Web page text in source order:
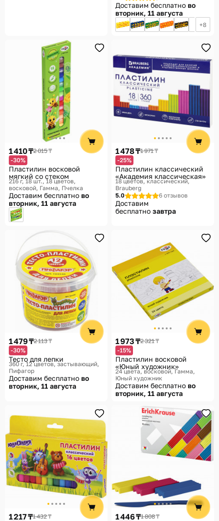
Доставим бесплатно во
вторник, 11 августа
8
1 410 ₸2 015 ₸
-30%
Пластилин восковой
мягкий со стеком
216 г, 18 шт., 18 цветов,
восковой Гамма, Пчелка
Доставим бесплатно во
вторник, 11 августа
1 478 ₸1 971 ₸
-25%
Пластилин классический
«Академия классическая»
18 цветов, классический
Brauberg
5.0
6 отзывов
Доставим
бесплатно завтра
1 479 ₸2 113 ₸
-30%
Тесто для лепки
360 г, 12 цветов, застывающий
Пифагор
Доставим бесплатно во
вторник, 11 августа
1 973 ₸2 321 ₸
-15%
Пластилин восковой
«Юный художник»
24 цвета, восковой Гамма,
Юный художник
Доставим бесплатно во
вторник, 11 августа
1 217 ₸1 432 ₸
1 446 ₸1 808 ₸